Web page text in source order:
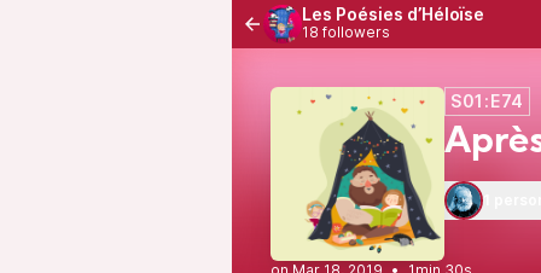
Les Poésies d’Héloïse
18 followers
S01:E74